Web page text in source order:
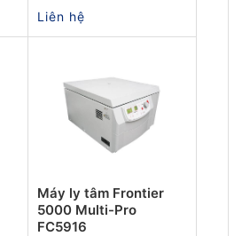
Liên hệ
Máy ly tâm Frontier
5000 Multi-Pro
FC5916